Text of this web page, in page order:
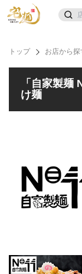
トップ お店から探
「自家製麺
け麺